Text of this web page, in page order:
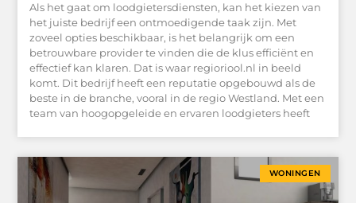
Als het gaat om loodgietersdiensten, kan het kiezen van
het juiste bedrijf een ontmoedigende taak zijn. Met
zoveel opties beschikbaar, is het belangrijk om een
betrouwbare provider te vinden die de klus efficiënt en
effectief kan klaren. Dat is waar regioriool.nl in beeld
komt. Dit bedrijf heeft een reputatie opgebouwd als de
beste in de branche, vooral in de regio Westland. Met een
team van hoogopgeleide en ervaren loodgieters heeft
WONINGEN